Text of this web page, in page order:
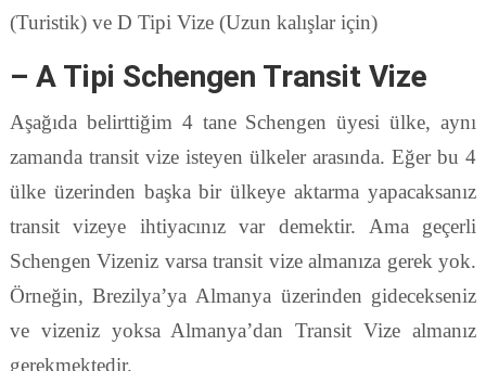
(Turistik) ve D Tipi Vize (Uzun kalışlar için)
– A Tipi Schengen Transit Vize
Aşağıda belirttiğim 4 tane Schengen üyesi ülke, aynı
zamanda transit vize isteyen ülkeler arasında. Eğer bu 4
ülke üzerinden başka bir ülkeye aktarma yapacaksanız
transit vizeye ihtiyacınız var demektir. Ama geçerli
Schengen Vizeniz varsa transit vize almanıza gerek yok.
Örneğin, Brezilya’ya Almanya üzerinden gidecekseniz
ve vizeniz yoksa Almanya’dan Transit Vize almanız
gerekmektedir.